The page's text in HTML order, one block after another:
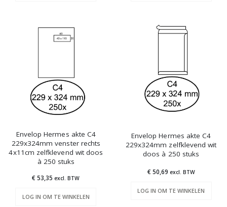
Envelop Hermes akte C4
229x324mm venster rechts
4x11cm zelfklevend wit doos
à 250 stuks
€ 53,35excl. BTW
LOG IN OM TE WINKELEN
Envelop Hermes akte C4
229x324mm zelfklevend wit
doos à 250 stuks
€ 50,69 excl. BTW
LOG IN OM TE WINKELEN